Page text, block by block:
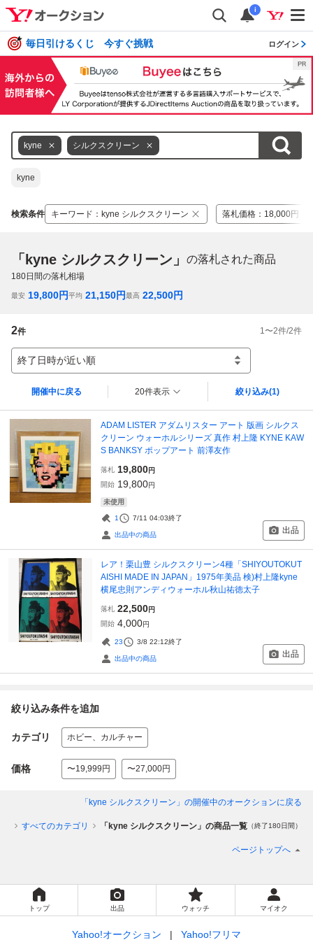
i
毎日引けるくじ 今すぐ挑戦 ログイン
kyne シルクスクリーン
kyne
検索条件 キーワード ： kyne シルクスクリーン 落札価格 ： 18,000円 ～
「kyne シルクスクリーン」 の落札された商品
180日間の落札相場
最安 19,800円平均 21,150円最高 22,500円
2件 1 〜2件/2件
終了日時が近い順
開催中に戻る 20件表示 絞り込み(1)
ADAM LISTER アダムリスター アート 版画 シルクス
クリーン ウォーホルシリーズ 真作 村上隆 KYNE KAW
S BANKSY ポップアート 前澤友作
落札 19,800円
開始 19,800円
未使用
1 7/11 04:03終了
出品中の商品 出品
レア！栗山豊 シルクスクリーン4種「SHIYOUTOKUT
AISHI MADE IN JAPAN」1975年美品 検)村上隆kyne
横尾忠則アンディウォーホル秋山祐徳太子
落札 22,500円
開始 4,000円
23 3/8 22:12終了
出品中の商品 出品
絞り込み条件を追加
カテゴリ ホビー、カルチャー
価格 〜19,999円 〜27,000円
「kyne シルクスクリーン」 の開催中のオークションに戻る
すべてのカテゴリ 「kyne シルクスクリーン」の商品一覧 （終了180日間）
ページトップへ
トップ 出品 ウォッチ マイオク
Yahoo!オークション Yahoo!フリマ